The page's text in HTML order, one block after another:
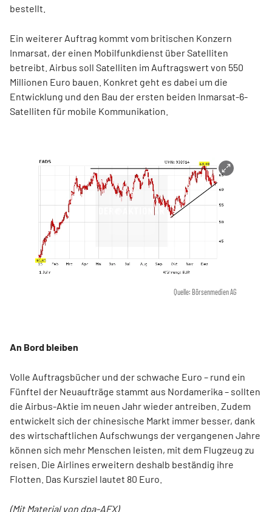
bestellt.
Ein weiterer Auftrag kommt vom britischen Konzern
Inmarsat, der einen Mobilfunkdienst über Satelliten
betreibt. Airbus soll Satelliten im Auftragswert von 550
Millionen Euro bauen. Konkret geht es dabei um die
Entwicklung und den Bau der ersten beiden Inmarsat-6-
Satelliten für mobile Kommunikation.
Quelle: Börsenmedien AG
An Bord bleiben
Volle Auftragsbücher und der schwache Euro – rund ein
Fünftel der Neuaufträge stammt aus Nordamerika – sollten
die Airbus-Aktie im neuen Jahr wieder antreiben. Zudem
entwickelt sich der chinesische Markt immer besser, dank
des wirtschaftlichen Aufschwungs der vergangenen Jahre
können sich mehr Menschen leisten, mit dem Flugzeug zu
reisen. Die Airlines erweitern deshalb beständig ihre
Flotten. Das Kursziel lautet 80 Euro.
(Mit Material von dpa-AFX)